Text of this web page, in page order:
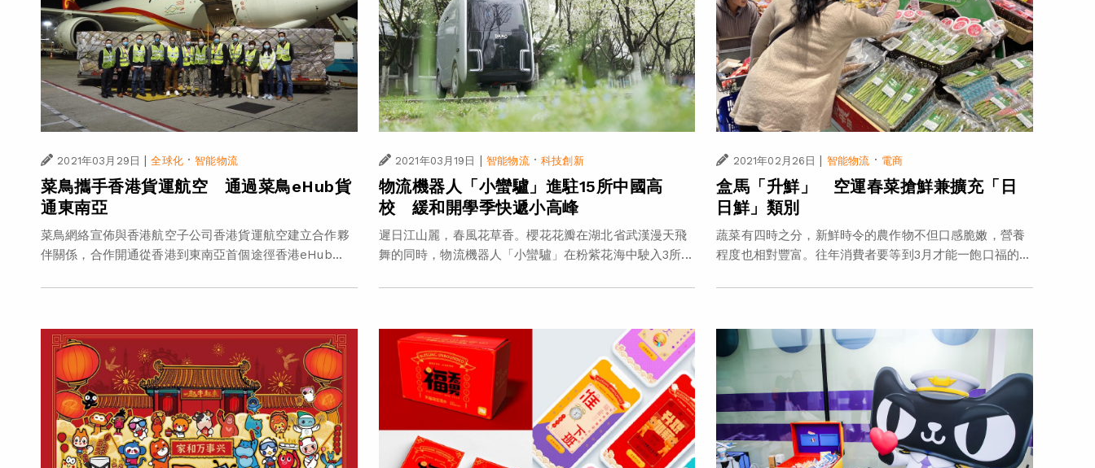
2021年03月29日 全球化·智能物流
菜鳥攜手香港貨運航空 通過菜鳥eHub貨
通東南亞
菜鳥網絡宣佈與香港航空子公司香港貨運航空建立合作夥
伴關係，合作開通從香港到東南亞首個途徑香港eHub...
2021年03月19日 智能物流·科技創新
物流機器人「小蠻驢」進駐15所中國高
校 緩和開學季快遞小高峰
遲日江山麗，春風花草香。櫻花花瓣在湖北省武漢漫天飛
舞的同時，物流機器人「小蠻驢」在粉紫花海中駛入3所...
2021年02月26日 智能物流 · 電商
盒馬「升鮮」 空運春菜搶鮮兼擴充「日
日鮮」類別
蔬菜有四時之分，新鮮時令的農作物不但口感脆嫩，營養
程度也相對豐富。往年消費者要等到3月才能一飽口福的...